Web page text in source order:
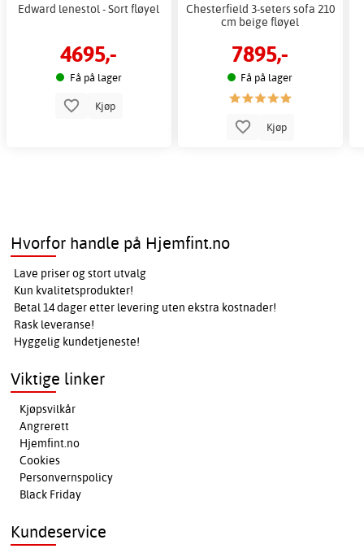
Edward lenestol - Sort fløyel
4695,-
Få på lager
Kjøp
Chesterfield 3-seters sofa 210
cm beige fløyel
7895,-
Få på lager
Kjøp
Hvorfor handle på Hjemfint.no
Lave priser og stort utvalg
Kun kvalitetsprodukter!
Betal 14 dager etter levering uten ekstra kostnader!
Rask leveranse!
Hyggelig kundetjeneste!
Viktige linker
Kjøpsvilkår
Angrerett
Hjemfint.no
Cookies
Personvernspolicy
Black Friday
Kundeservice